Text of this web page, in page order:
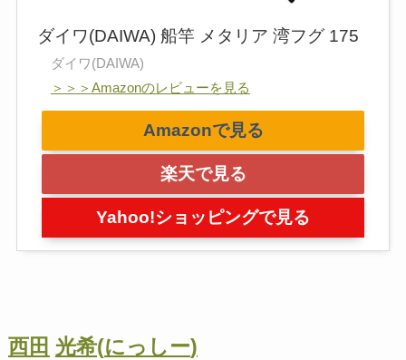
ダイワ(DAIWA) 船竿 メタリア 湾フグ 175
ダイワ(DAIWA)
＞＞＞Amazonのレビューを見る
Amazonで見る
楽天で見る
Yahoo!ショッピングで見る
西田 光希(にっしー)